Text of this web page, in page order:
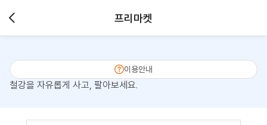
프리마켓
이용안내
철강을 자유롭게 사고, 팔아보세요.